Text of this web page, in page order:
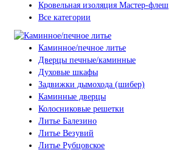
Кровельная изоляция Мастер-флеш
Все категории
Каминное/печное литье
Дверцы печные/каминные
Духовые шкафы
Задвижки дымохода (шибер)
Каминные дверцы
Колосниковые решетки
Литье Балезино
Литье Везувий
Литье Рубцовское